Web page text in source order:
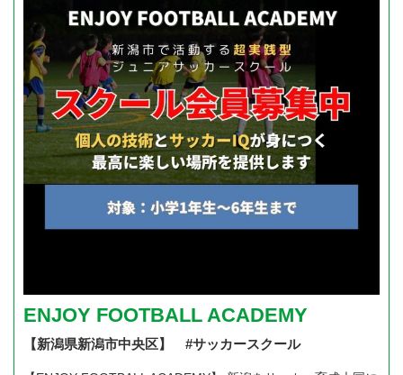
ENJOY FOOTBALL ACADEMY
【新潟県新潟市中央区】 #サッカースクール